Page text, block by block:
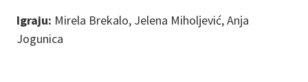
Igraju: Mirela Brekalo, Jelena Miholjević, Anja
Jogunica